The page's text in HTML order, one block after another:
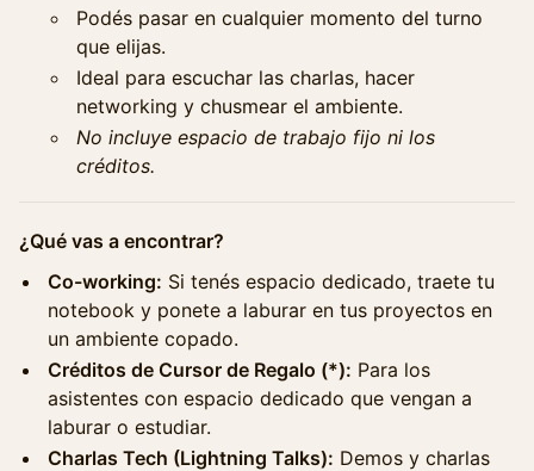
Podés pasar en cualquier momento del turno
que elijas.
Ideal para escuchar las charlas, hacer
networking y chusmear el ambiente.
No incluye espacio de trabajo fijo ni los
créditos.
¿Qué vas a encontrar?
Co-working: Si tenés espacio dedicado, traete tu
notebook y ponete a laburar en tus proyectos en
un ambiente copado.
Créditos de Cursor de Regalo (*): Para los
asistentes con espacio dedicado que vengan a
laburar o estudiar.
Charlas Tech (Lightning Talks): Demos y charlas